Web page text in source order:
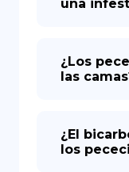
una
¿Los
las
¿El
los